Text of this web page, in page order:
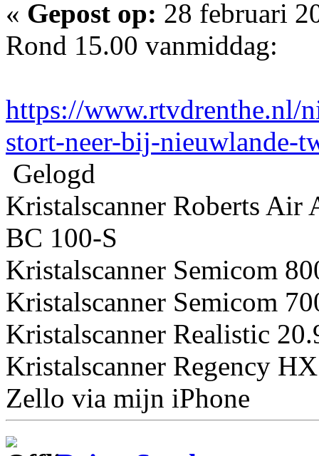
« Gepost op: 28 februari
Rond 15.00 vanmiddag:
https://www.rtvdrenthe.nl/
stort-neer-bij-nieuwlande-
Gelogd
Kristalscanner Roberts Air
BC 100-S
Kristalscanner Semicom
Kristalscanner Semicom
Kristalscanner Realistic
Kristalscanner Regency
Zello via mijn iPhone